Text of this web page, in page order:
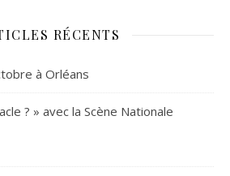
RÉCENTS
à Orléans
? » avec la Scène Nationale